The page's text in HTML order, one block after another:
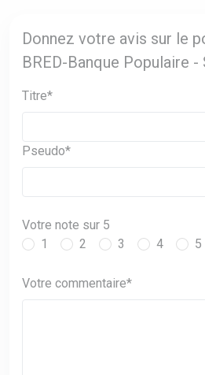
Donnez votre avis sur le
BRED-Banque Populaire -
Titre*
Pseudo*
Votre note sur 5
1
2 3 4 5
Votre commentaire*